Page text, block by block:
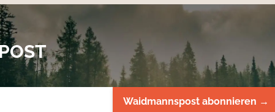
Waidmannspost abonnieren →